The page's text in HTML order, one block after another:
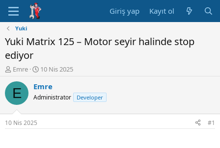
Giriş yap Kayıt ol
Yuki
Yuki Matrix 125 – Motor seyir halinde stop
ediyor
K
n
u
y
u
B
a
Emre
B
ş
l
n
ı
10 Nis 2025
E Emre
Administrator Developer
10 Nis 2025 #1